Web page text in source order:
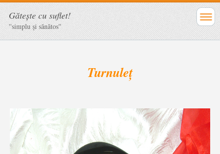
Găteşte cu suflet!
''simplu şi sănătos''
Turnuleț